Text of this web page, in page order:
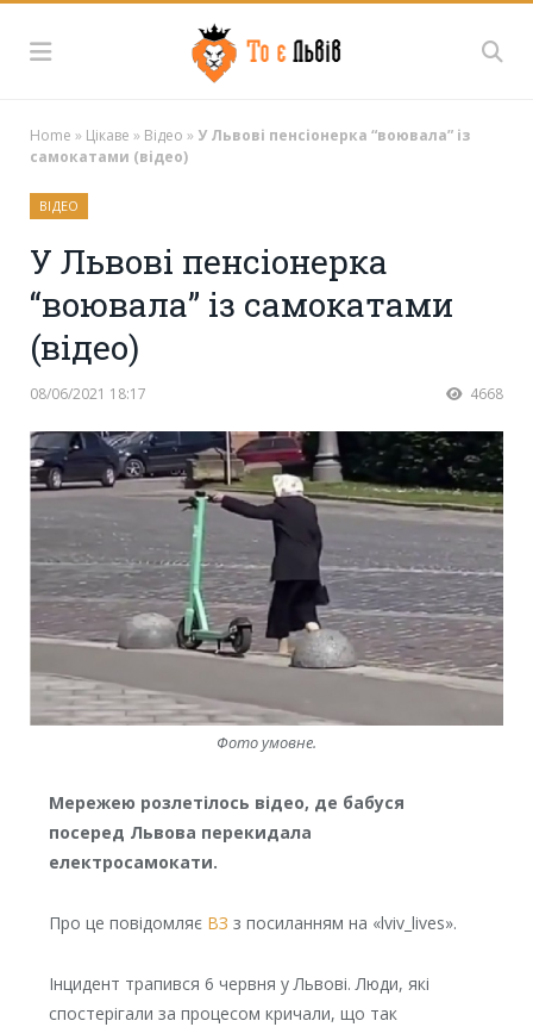
Home » Цікаве » Відео » У Львові пенсіонерка “воювала” із
самокатами (відео)
ВІДЕО
У Львові пенсіонерка
“воювала” із самокатами
(відео)
08/06/2021 18:17 4668
Фото умовне.
Мережею розлетілось відео, де бабуся
посеред Львова перекидала
електросамокати.
Про це повідомляє ВЗ з посиланням на «lviv_lives».
Інцидент трапився 6 червня у Львові. Люди, які
спостерігали за процесом кричали, що так